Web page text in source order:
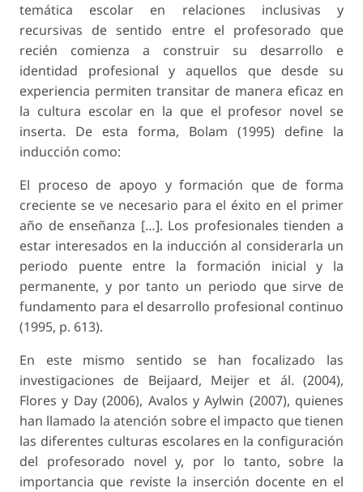
temática escolar en relaciones inclusivas y
recursivas de sentido entre el profesorado que
recién comienza a construir su desarrollo e
identidad profesional y aquellos que desde su
experiencia permiten transitar de manera eficaz en
la cultura escolar en la que el profesor novel se
inserta. De esta forma, Bolam (1995) define la
inducción como:
El proceso de apoyo y formación que de forma
creciente se ve necesario para el éxito en el primer
año de enseñanza […]. Los profesionales tienden a
estar interesados en la inducción al considerarla un
periodo puente entre la formación inicial y la
permanente, y por tanto un periodo que sirve de
fundamento para el desarrollo profesional continuo
(1995, p. 613).
En este mismo sentido se han focalizado las
investigaciones de Beijaard, Meijer et ál. (2004),
Flores y Day (2006), Avalos y Aylwin (2007), quienes
han llamado la atención sobre el impacto que tienen
las diferentes culturas escolares en la configuración
del profesorado novel y, por lo tanto, sobre la
importancia que reviste la inserción docente en el